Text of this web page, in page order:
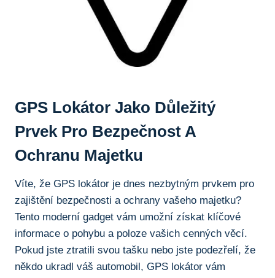
GPS Lokátor Jako Důležitý
Prvek Pro Bezpečnost A
Ochranu Majetku
Víte, že ⁣GPS‍ lokátor je dnes nezbytným prvkem pro
zajištění bezpečnosti a ochrany vašeho majetku?
Tento moderní gadget vám ⁢umožní získat klíčové​
informace o pohybu a poloze vašich ​cenných věcí.
Pokud jste ztratili‍ svou tašku nebo jste podezřelí,⁤ že
někdo ukradl váš automobil, GPS lokátor vám